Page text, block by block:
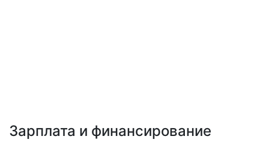
Зарплата и финансирование